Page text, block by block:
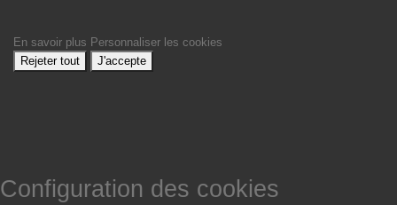
En savoir plus Personnaliser les cookies
Rejeter tout
J'accepte
Configuration des cookies